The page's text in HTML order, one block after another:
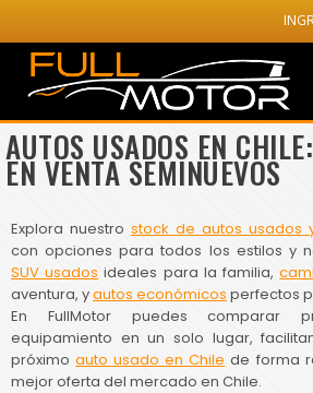
AUTOS USADOS EN
EN VENTA SEMINUEVOS
Explora nuestro stock de autos usados
con opciones para todos los estilos y
SUV usados ideales para la familia,
aventura, yautos económicos perfectos
En FullMotor puedes comparar
equipamiento en un solo lugar,
próximoauto usado en Chile de forma
mejor oferta del mercado en Chile.